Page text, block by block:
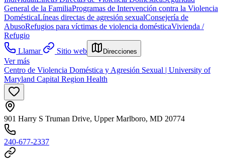
General de la FamiliaProgramas de Intervención contra la Violencia
DomésticaLíneas directas de agresión sexualConsejería de
AbusoRefugios para víctimas de violencia domésticaVivienda /
Refugio
Llamar
Sitio web Direcciones
Ver más
Centro de Violencia Doméstica y Agresión Sexual | University of
Maryland Capital Region Health
901 Harry S Truman Drive, Upper Marlboro, MD 20774
240-677-2337